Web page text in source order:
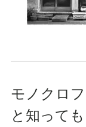
モノクロ
と知って